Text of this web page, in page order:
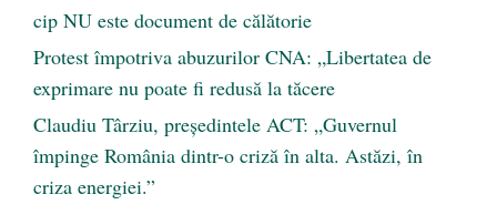
cip NU este document de călătorie
Protest împotriva abuzurilor CNA: „Libertatea de
exprimare nu poate fi redusă la tăcere
Claudiu Târziu, președintele ACT: „Guvernul
împinge România dintr-o criză în alta. Astăzi, în
criza energiei.”